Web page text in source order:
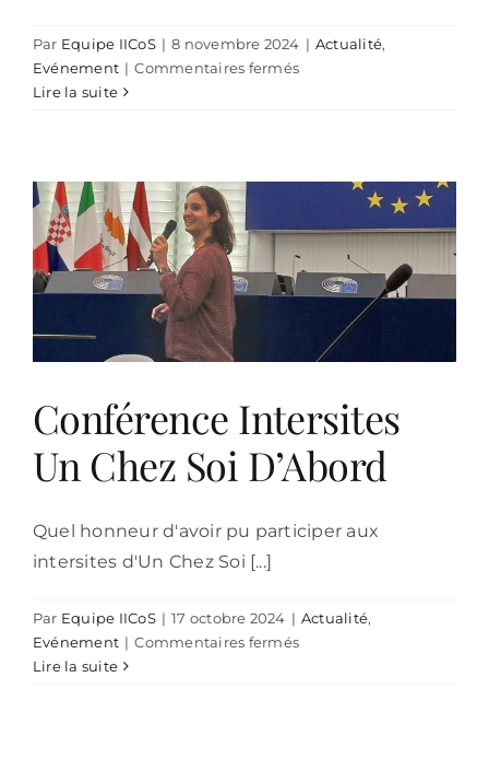
Par Equipe IICoS | 8 novembre 2024 | Actualité,
Evénement | Commentaires ferméssur
2
Lire la suite
Conférence Intersites
Un Chez Soi D’Abord
Quel honneur d'avoir pu participer aux
intersites d'Un Chez Soi [...]
Par Equipe IICoS | 17 octobre 2024 | Actualité,
Evénement | Commentaires ferméssur
Lire la suite